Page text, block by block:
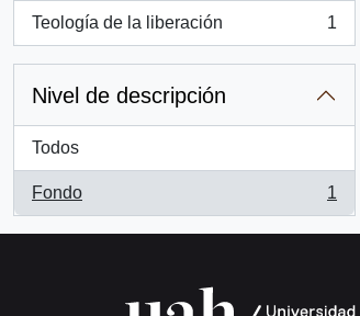
Teología de la liberación
, 1 resultados
1
Nivel de descripción
Todos
Fondo
, 1 resultados
1